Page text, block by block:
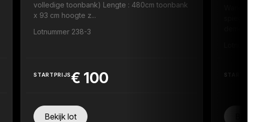
volledige toonbank) Lengte : 480cm toonbank
x 93 cm hoogte z...
Lotnummer 238-3
STARTPRIJS€ 100
Bekijk lot